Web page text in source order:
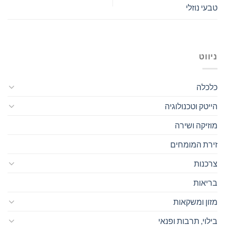
טבעי נוזלי
ניווט
כלכלה
הייטק וטכנולוגיה
מוזיקה ושירה
זירת המומחים
צרכנות
בריאות
מזון ומשקאות
בילוי, תרבות ופנאי